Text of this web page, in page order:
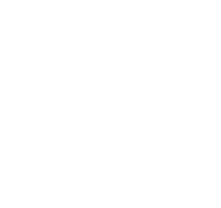
располагается в Орехово-Зуевском